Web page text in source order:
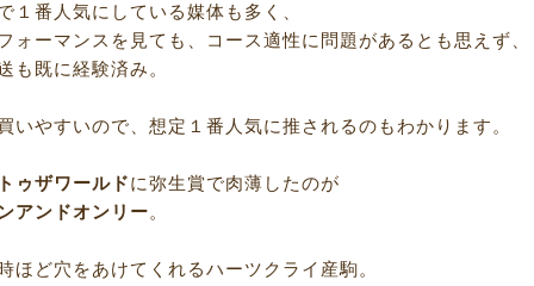
１番人気にしている媒体も多く、
ォーマンスを見ても、コース適性に問題があるとも思えず、
も既に経験済み。
いやすいので、想定１番人気に推されるのもわかります。
ゥザワールドに弥生賞で肉薄したのが
アンドオンリー。
ほど穴をあけてくれるハーツクライ産駒。